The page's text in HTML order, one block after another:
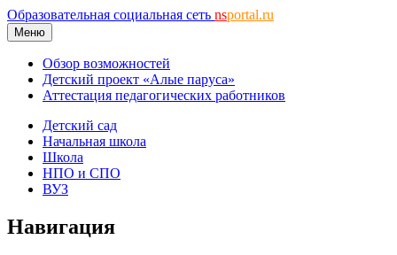
Образовательная социальная сеть nsportal.ru
Меню
Обзор возможностей
Детский проект «Алые паруса»
Аттестация педагогических работников
Детский сад
Начальная школа
Школа
НПО и СПО
ВУЗ
Навигация